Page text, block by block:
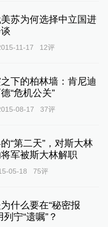
苏为何选择中立国进
11-17 12评
下的柏林墙：肯尼迪
“危机公关”
08-17 37评
“第二天”，对斯大林
军被斯大林解职
05-18 75评
什么要在“秘密报
宁“遗嘱”？